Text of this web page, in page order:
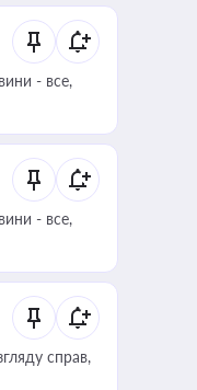
- все,
- все,
справ,